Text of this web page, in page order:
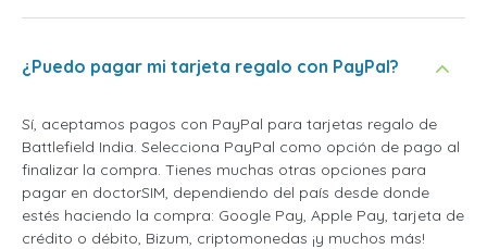
¿Puedo pagar mi tarjeta regalo con PayPal?
Sí, aceptamos pagos con PayPal para tarjetas regalo de
Battlefield India. Selecciona PayPal como opción de pago al
finalizar la compra. Tienes muchas otras opciones para
pagar en doctorSIM, dependiendo del país desde donde
estés haciendo la compra: Google Pay, Apple Pay, tarjeta de
crédito o débito, Bizum, criptomonedas ¡y muchos más!